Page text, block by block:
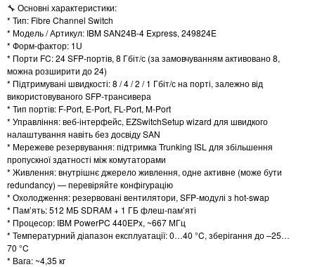
🔧 Основні характеристики:
* Тип: Fibre Channel Switch
* Модель / Артикул: IBM SAN24B-4 Express, 249824E
* Форм-фактор: 1U
* Порти FC: 24 SFP-портів, 8 Гбіт/с (за замовчуванням активовано 8,
можна розширити до 24)
* Підтримувані швидкості: 8 / 4 / 2 / 1 Гбіт/с на порті, залежно від
використовуваного SFP-трансивера
* Тип портів: F-Port, E-Port, FL-Port, M-Port
* Управління: веб-інтерфейс, EZSwitchSetup wizard для швидкого
налаштування навіть без досвіду SAN
* Мережеве резервування: підтримка Trunking ISL для збільшення
пропускної здатності між комутаторами
* Живлення: внутрішнє джерело живлення, одне активне (може бути
redundancy) — перевіряйте конфігурацію
* Охолодження: резервовані вентилятори, SFP-модулі з hot-swap
* Пам’ять: 512 МБ SDRAM + 1 ГБ флеш-пам’яті
* Процесор: IBM PowerPC 440EPx, ~667 МГц
* Температурний діапазон експлуатації: 0…40 °C, зберігання до –25…
70 °C
* Вага: ~4,35 кг